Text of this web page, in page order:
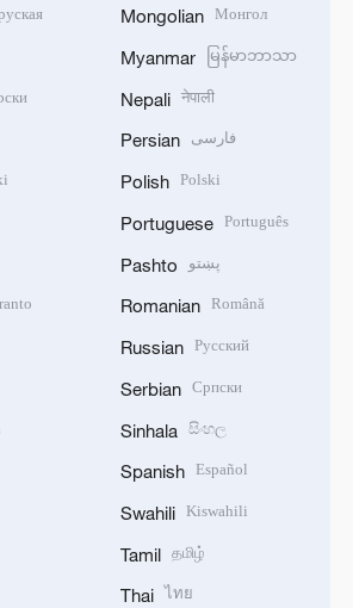
Mongolian Монгол
Myanmar မြန်မာဘာသာ
Nepali नेपाली
Persian فارسی
Polish Polski
Portuguese Português
Pashto پښتو
Romanian Română
Russian Русский
Serbian Српски
Sinhala සිංහල
Spanish Español
Swahili Kiswahili
Tamil தமிழ்
Thai ไทย